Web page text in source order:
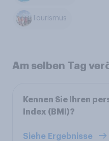
Tourismus
Am selben Tag
Kennen Sie Ihren
Index (BMI)?
Siehe Ergebnisse